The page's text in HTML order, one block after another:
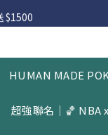
$1500
$1500
HUMAN MADE
超強聯名｜🏀 NBA